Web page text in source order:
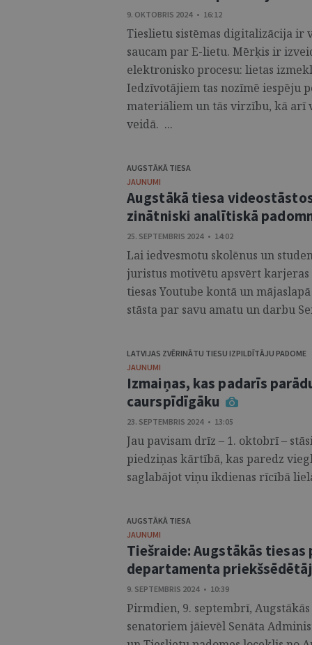
9. OKTOBRIS 2024 • 16:12
Tieslietu sistēmas digitalizācija ir
saucam par E-lietu. Mērķis ir
elektronisko procesu: lietas
Iedzīvotājiem tas nozīmē iespēju
materiāliem un tās virzību, kā
veidā. ...
AUGSTĀKĀ TIESA
JAUNUMI
Augstākā tiesa
zinātniski analītiskā
25. SEPTEMBRIS 2024 • 14:02
Lai iedvesmotu skolēnus un
juristus motivētu apsvērt karjeras
tiesas Youtube kontā un
stāsta par savu amatu un darbu
LATVIJAS ZVĒRINĀTU TIESU IZPILDĪTĀJU PADOME
JAUNUMI
Izmaiņas, kas padarīs
caurspīdīgāku
23. SEPTEMBRIS 2024 • 13:05
Jau pavisam drīz – 1. oktobrī –
piedziņas kārtībā, kas paredz
saglabājot viņu ikdienas rīcībā
AUGSTĀKĀ TIESA
JAUNUMI
Tiešraide: Augstākās
departamenta
9. SEPTEMBRIS 2024 • 10:39
Pirmdien, 9. septembrī,
senatoriem jāievēl Senāta